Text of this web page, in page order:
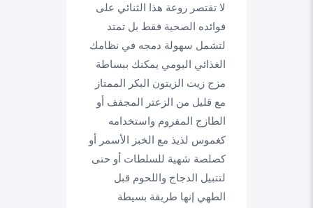
لا تقتصر روعة هذا الثنائي على
فوائده الصحية فقط بل تمتد
لتشمل سهولة دمجه في نظامك
الغذائي اليومي يمكنك ببساطة
مزج زيت الزيتون البكر الممتاز
مع قليل من الزعتر المجفف أو
الطازج المفروم واستخدامه
كغموس لذيذ مع الخبز الأسمر أو
كصلصة شهية للسلطات أو حتى
لتتبيل الدجاج واللحوم قبل
الطهي إنها طريقة بسيطة